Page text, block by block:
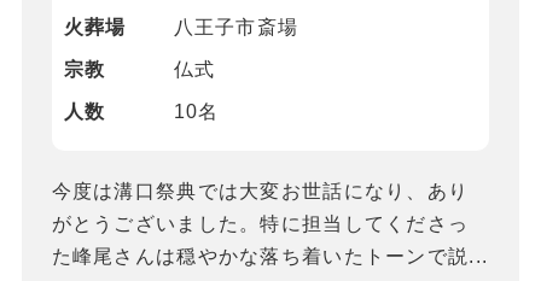
⽕葬場 八王子市斎場
宗教 仏式
⼈数 10名
今度は溝口祭典では大変お世話になり、あり
がとうございました。特に担当してくださっ
た峰尾さんは穏やかな落ち着いたトーンで説...